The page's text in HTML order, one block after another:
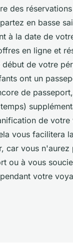
des
en basse
à la date de
en ligne et
début de votre
ont un
de
de votre
vous facilitera
car vous n'aurez
ou à vous
votre